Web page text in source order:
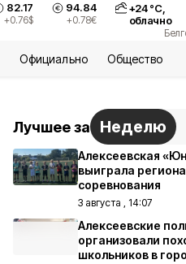
82.17
+0.76$
94.84
+0.78€
+24°С,
облачно
Официально Общество
Лучшее за Неделю
Алексеевская
выиграла
соревнования
3 августа , 14:07
Алексеевские
организовали
школьников в